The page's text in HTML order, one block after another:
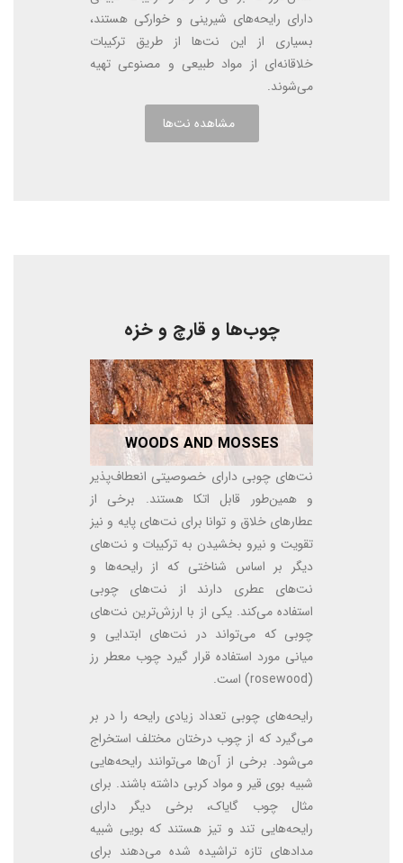
دارای رایحه‌های شیرینی و خوارکی هستند،
بسیاری از این نت‌ها از طریق ترکیبات
خلاقانه‌ای از مواد طبیعی و مصنوعی تهیه
می‌شوند.
مشاهده نت‌ها
چوب‌ها و قارچ و خزه
WOODS AND MOSSES
نت‌های چوبی دارای خصوصیتی انعطاف‌پذیر
و همین‌طور قابل اتکا هستند. برخی از
عطارهای خلاق و توانا برای نت‌های پایه و نیز
تقویت و نیرو بخشیدن به ترکیبات و نت‌های
دیگر بر اساس شناختی که از رایحه‌ها و
نت‌های عطری دارند از نت‌های چوبی
استفاده می‌کند. یکی از با ارزش‌ترین نت‌های
چوبی که می‌تواند در نت‌های ابتدایی و
میانی مورد استفاده قرار گیرد چوب معطر رز
(rosewood) است.
رایحه‌های چوبی تعداد زیادی رایحه را در بر
می‌گیرد که از چوب درختان مختلف استخراج
می‌شود. برخی از آن‌ها می‌توانند رایحه‌هایی
شبیه بوی قیر و مواد کربی داشته باشند. برای
مثال چوب گایاک، برخی دیگر دارای
رایحه‌هایی تند و تیز هستند که بویی شبیه
مدادهای تازه تراشیده شده می‌دهند برای